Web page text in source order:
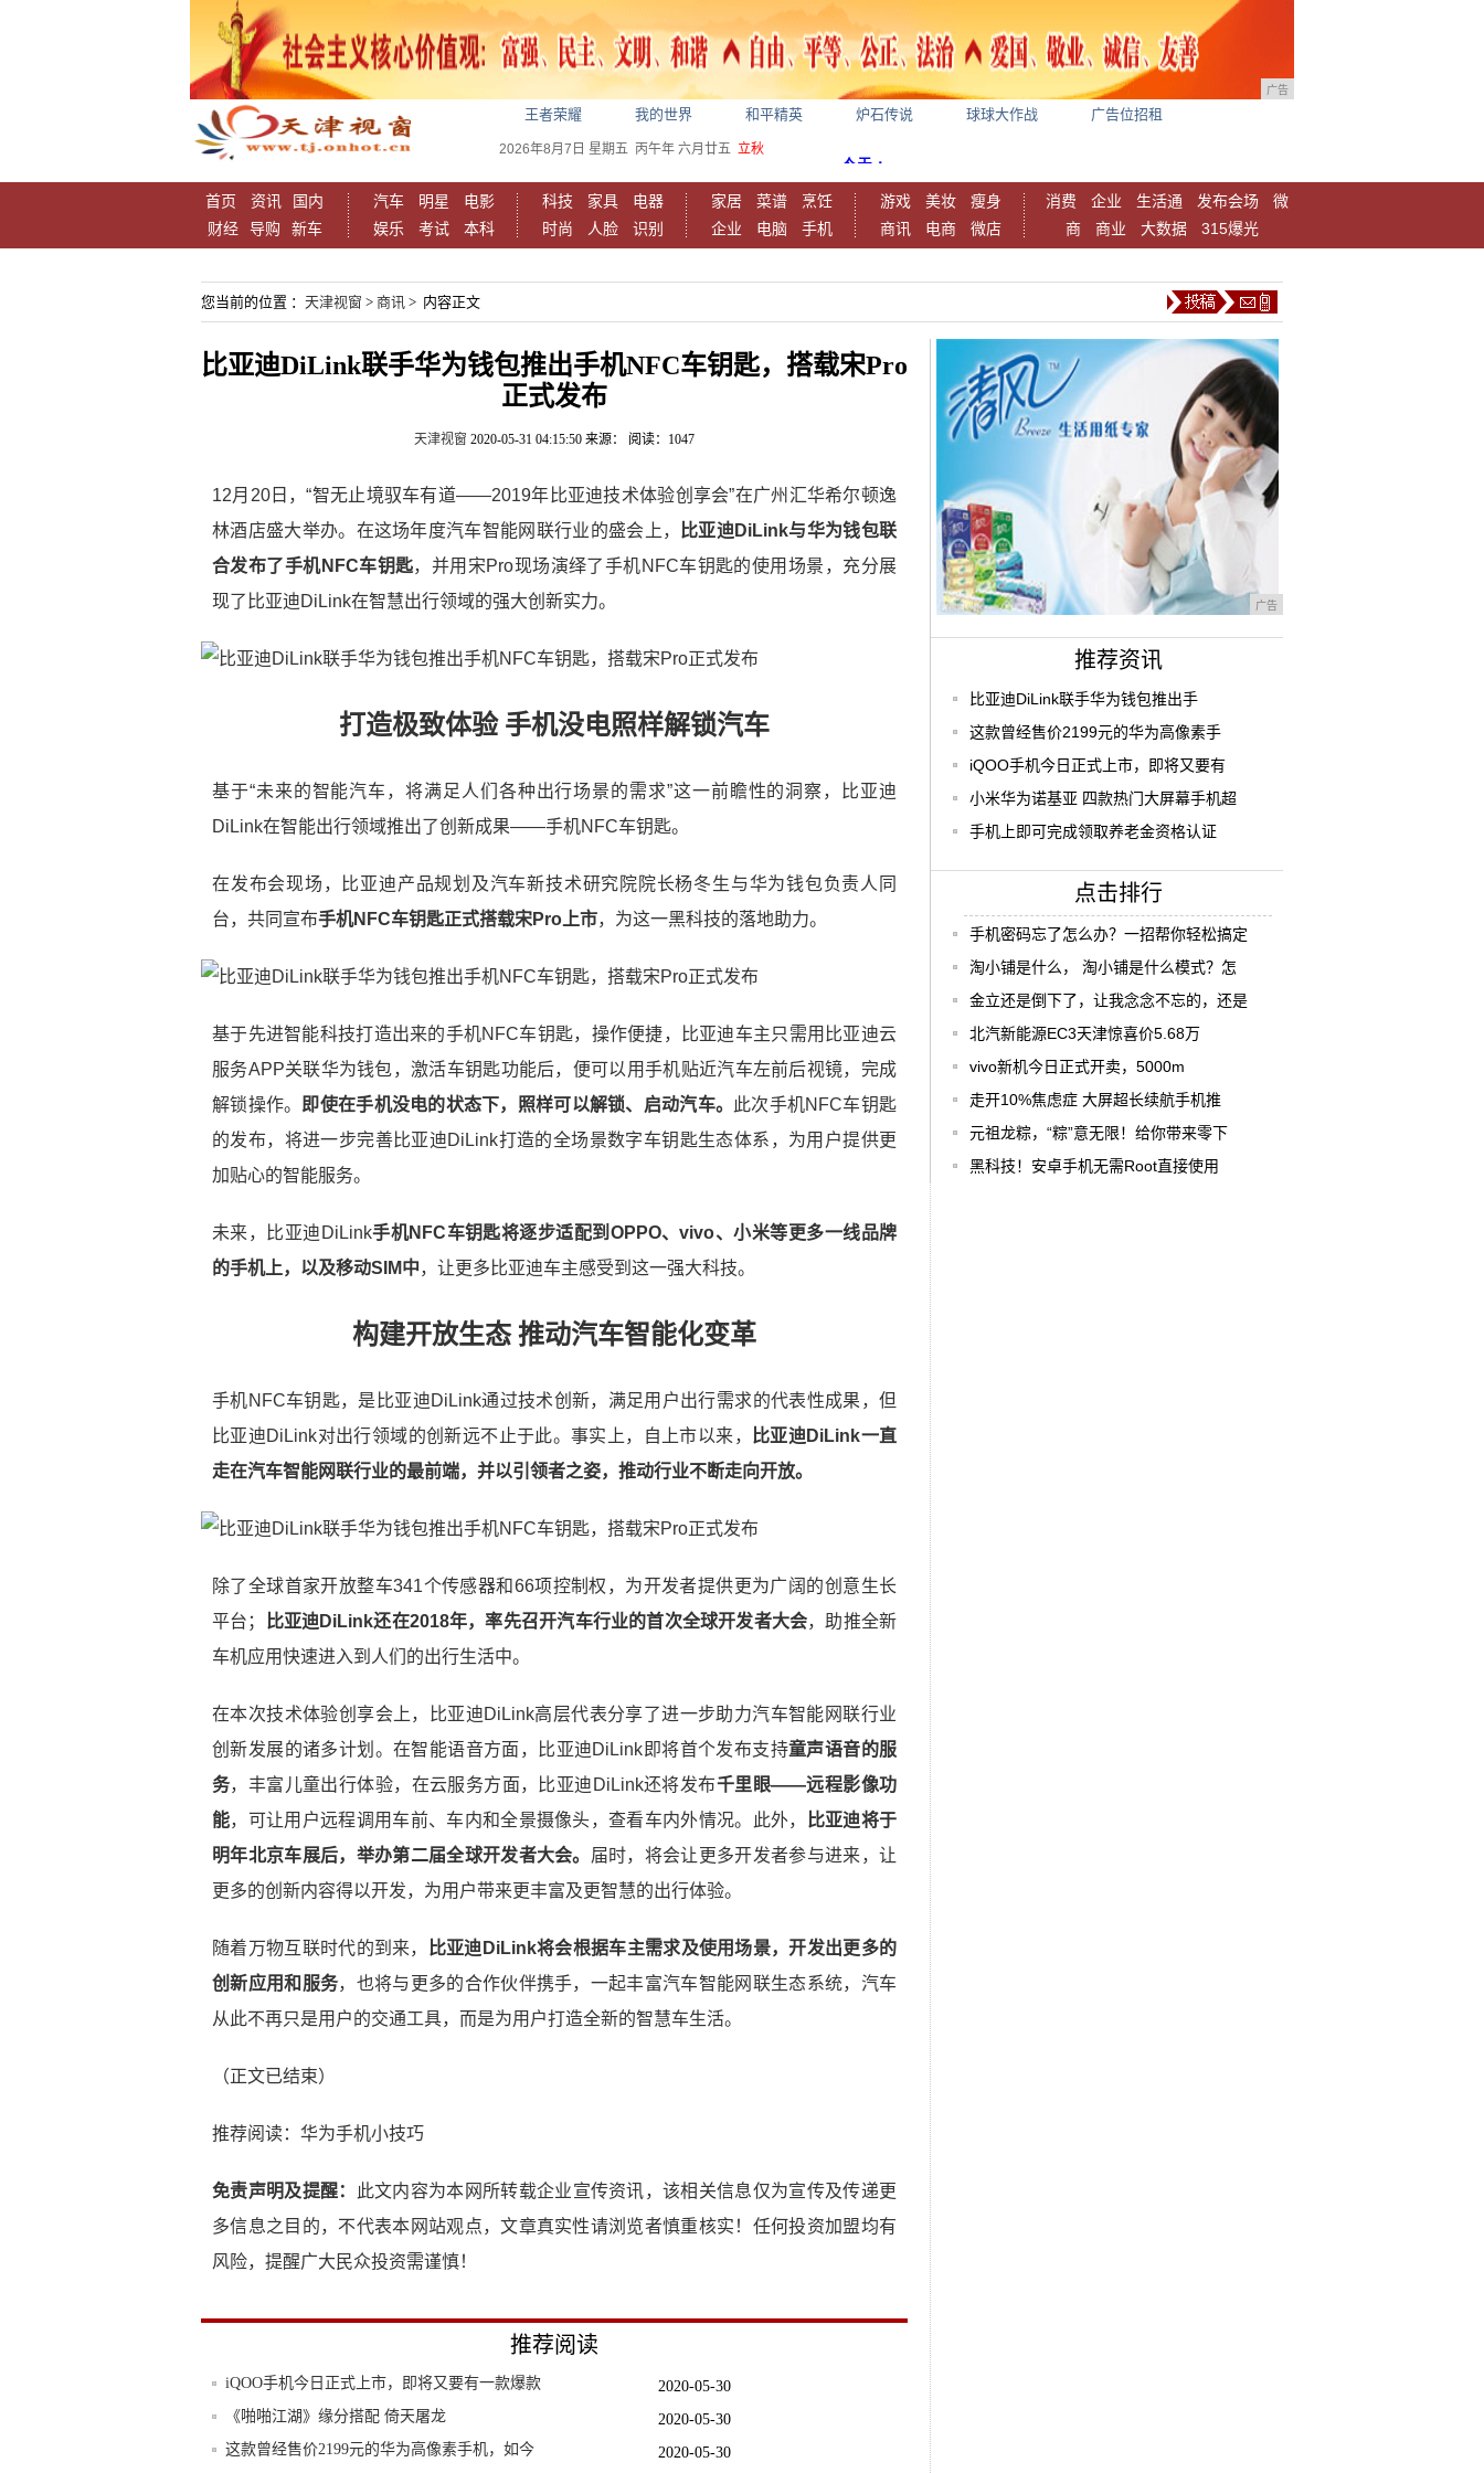
广告
王者荣耀 我的世界 和平精英 炉石传说 球球大作战 广告位招租
2026年8月7日 星期五 丙午年 六月廿五 立秋
首页 资讯
国内
财经
导购 新车
汽车 明星
电影
娱乐
考试 本科
科技 家具
电器
时尚
人脸 识别
家居 菜谱
烹饪
企业
电脑 手机
游戏 美妆
瘦身
商讯
电商 微店
消费 企业 生活通 发布会场
微
商
商业 大数据 315爆光
您当前的位置 ： 天津视窗 > 商讯 > 内容正文
比亚迪DiLink联手华为钱包推出手机NFC车钥匙，搭载宋Pro
正式发布
天津视窗 2020-05-31 04:15:50 来源： 阅读：1047
12月20日，“智无止境驭车有道——2019年比亚迪技术体验创享会”在广州汇华希尔顿逸
林酒店盛大举办。在这场年度汽车智能网联行业的盛会上，
比亚迪DiLink与华为钱包联
合发布了手机NFC车钥匙，并用宋Pro现场演绎了手机NFC车钥匙的使用场景，充分展
现了比亚迪DiLink在智慧出行领域的强大创新实力。
打造极致体验 手机没电照样解锁汽车
基于“未来的智能汽车，将满足人们各种出行场景的需求”这一前瞻性的洞察，比亚迪
DiLink在智能出行领域推出了创新成果——手机NFC车钥匙。
在发布会现场，比亚迪产品规划及汽车新技术研究院院长杨冬生与华为钱包负责人同
台，共同宣布手机NFC车钥匙正式搭载宋Pro上市，为这一黑科技的落地助力。
基于先进智能科技打造出来的手机NFC车钥匙，操作便捷，比亚迪车主只需用比亚迪云
服务APP关联华为钱包，激活车钥匙功能后，便可以用手机贴近汽车左前后视镜，完成
解锁操作。
即使在手机没电的状态下，照样可以解锁、启动汽车。
此次手机NFC车钥匙
的发布，将进一步完善比亚迪DiLink打造的全场景数字车钥匙生态体系，为用户提供更
加贴心的智能服务。
未来，比亚迪DiLink手机NFC车钥匙将逐步适配到OPPO、vivo、小米等更多一线品牌
的手机上，以及移动SIM中，让更多比亚迪车主感受到这一强大科技。
构建开放生态 推动汽车智能化变革
手机NFC车钥匙，是比亚迪DiLink通过技术创新，满足用户出行需求的代表性成果，但
比亚迪DiLink对出行领域的创新远不止于此。事实上，自上市以来，
比亚迪DiLink一直
走在汽车智能网联行业的最前端，并以引领者之姿，推动行业不断走向开放。
除了全球首家开放整车341个传感器和66项控制权，为开发者提供更为广阔的创意生长
平台；
比亚迪DiLink还在2018年，率先召开汽车行业的首次全球开发者大会，助推全新
车机应用快速进入到人们的出行生活中。
在本次技术体验创享会上，比亚迪DiLink高层代表分享了进一步助力汽车智能网联行业
创新发展的诸多计划。在智能语音方面，比亚迪DiLink即将首个发布支持童声语音的服
务，丰富儿童出行体验，在云服务方面，比亚迪DiLink还将发布千里眼——远程影像功
能，可让用户远程调用车前、车内和全景摄像头，查看车内外情况。此外，
比亚迪将于
明年北京车展后，举办第二届全球开发者大会。 届时，将会让更多开发者参与进来，让
更多的创新内容得以开发，为用户带来更丰富及更智慧的出行体验。
随着万物互联时代的到来，
比亚迪DiLink将会根据车主需求及使用场景，开发出更多的
创新应用和服务，也将与更多的合作伙伴携手，一起丰富汽车智能网联生态系统，汽车
从此不再只是用户的交通工具，而是为用户打造全新的智慧车生活。
（正文已结束）
推荐阅读： 华为手机小技巧
免责声明及提醒：
此文内容为本网所转载企业宣传资讯，该相关信息仅为宣传及传递更
多信息之目的，不代表本网站观点，文章真实性请浏览者慎重核实！任何投资加盟均有
风险，提醒广大民众投资需谨慎！
推荐阅读
2020-05-30
iQOO手机今日正式上市，即将又要有一款爆款
2020-05-30
《啪啪江湖》缘分搭配 倚天屠龙
2020-05-30
这款曾经售价2199元的华为高像素手机，如今
广告
推荐资讯
比亚迪DiLink联手华为钱包推出手
这款曾经售价2199元的华为高像素手
iQOO手机今日正式上市，即将又要有
小米华为诺基亚 四款热门大屏幕手机超
手机上即可完成领取养老金资格认证
点击排行
手机密码忘了怎么办？一招帮你轻松搞定
淘小铺是什么， 淘小铺是什么模式？怎
金立还是倒下了，让我念念不忘的，还是
北汽新能源EC3天津惊喜价5.68万
vivo新机今日正式开卖，5000m
走开10%焦虑症 大屏超长续航手机推
元祖龙粽，“粽”意无限！给你带来零下
黑科技！安卓手机无需Root直接使用